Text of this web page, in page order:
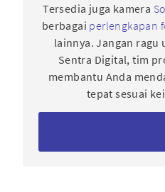
Tersedia juga kamera
berbagai perlengkapan
lainnya. Jangan
Sentra Digital, tim
membantu Anda
tepat sesuai